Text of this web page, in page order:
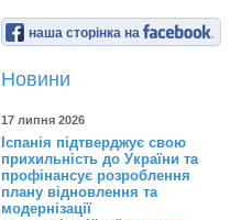
наша сторінка на
Новини
17 липня 2026
Іспанія підтверджує свою
прихильність до України та
профінансує розроблення
плану відновлення та
модернізації